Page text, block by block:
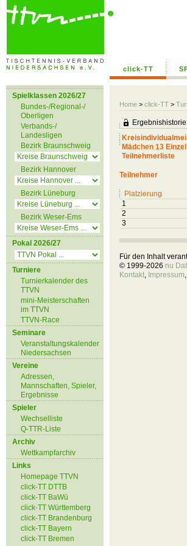
click-TT
Home > click-TT >
Spielklassen 2026/27
Bundes-/Regional-/
Oberligen
Verbands-/
Landesligen
Bezirk Braunschweig
Bezirk Hannover
Bezirk Lüneburg
Bezirk Weser-Ems
Pokal 2026/27
Turniere
Turnierkalender des
TTVN
mini-Meisterschaften
im TTVN
TTVN-Race
Seminare
Veranstaltungskalender
Niedersachsen
Vereine
Adressen,
Mannschaften, Spieler,
Ergebnisse
Spieler
Wechselliste
Q-TTR-Liste
Archiv
Wettkampfarchiv
Links
Homepage TTVN
click-TT DTTB
click-TT BaWü
click-TT Württemberg
click-TT Brandenburg
click-TT Bayern
click-TT Bremen
Mädchen 13 Einzel
Teilnehmerliste
Teilnehmer
Platzierung
1
2
3
Für den Inhalt
© 1999-2026 nu
Kontakt, Impressum,